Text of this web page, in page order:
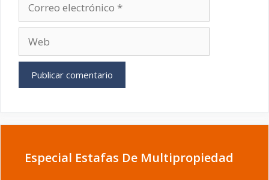
electrónico
Especial Estafas De Multipropiedad